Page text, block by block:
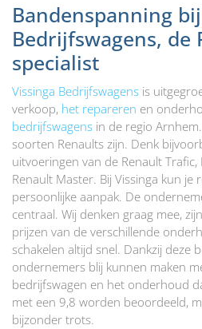
Bandenspanning
Bedrijfswagens, de
specialist
Vissinga Bedrijfswagens is
verkoop, het repareren en
bedrijfswagens in de regio
soorten Renaults zijn. Denk
uitvoeringen van de Renault Trafic,
Renault Master. Bij Vissinga kun je
persoonlijke aanpak. De
centraal. Wij denken graag mee,
prijzen van de verschillende
schakelen altijd snel. Dankzij deze
ondernemers blij kunnen maken
bedrijfswagen en het onderhoud
met een 9,8 worden beoordeeld,
bijzonder trots.